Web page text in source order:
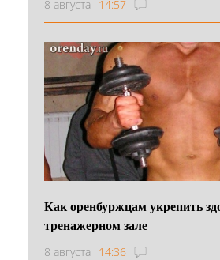
8 августа 14:57
Как оренбуржцам укрепить
тренажерном зале
8 августа 14:36